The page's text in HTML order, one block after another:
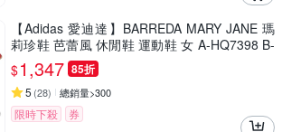
【Adidas 愛迪達】BARREDA MARY JANE 瑪
莉珍鞋 芭蕾風 休閒鞋 運動鞋 女 A-HQ7398 B-
HQ7400
$1,347 85折
5 (28) 總銷量>300
限時下殺 券